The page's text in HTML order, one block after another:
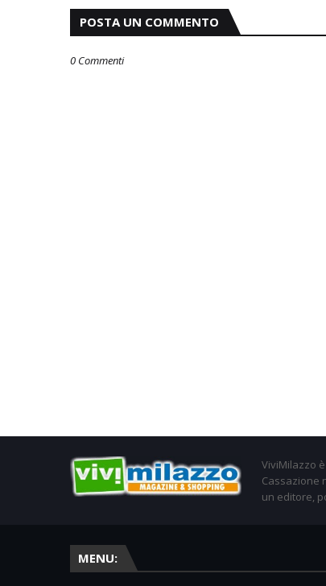
POSTA UN COMMENTO
0 Commenti
ViviMilazzo
Cassazione
un editore,
MENU: